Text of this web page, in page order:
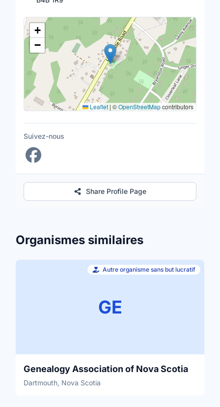
Lieu
+
−
Leaflet | ©OpenStreetMapcontributors
Suivez-nous
Share Profile Page
Organismes similaires
GE
Autre organisme sans but lucratif
Genealogy Association of Nova Scotia
Dartmouth, Nova Scotia